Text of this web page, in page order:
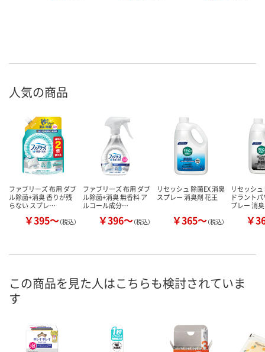
人気の商品
ファブリーズ 布用 ダブ
ル除菌+消臭 香りが残
らない スプレ…
￥395～（税込）
ファブリーズ 布用 ダブ
ル除菌+消臭 無香料 ア
ルコール成分…
￥396～（税込）
リセッシュ 除菌EX 消臭
スプレー 消臭剤 花王
￥365～（税込）
リセッシュ
ドラント
プレー 消
￥
この商品を見た人はこちらも検討されていま
す